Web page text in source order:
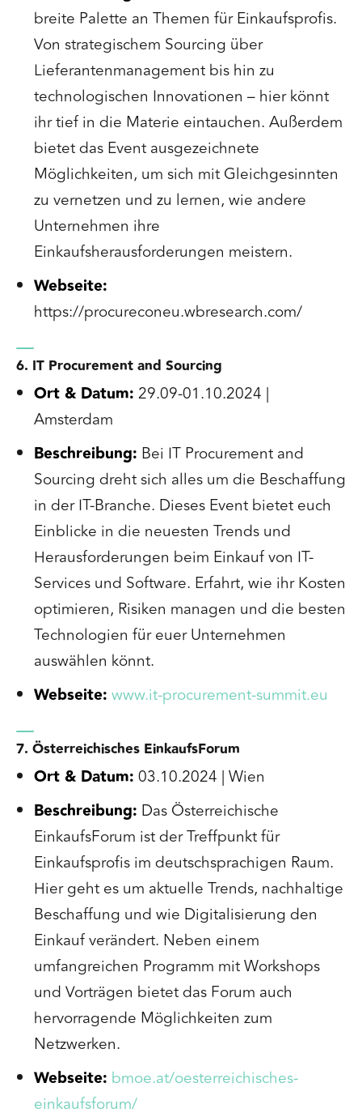
breite Palette an Themen für Einkaufsprofis.
Von strategischem Sourcing über
Lieferantenmanagement bis hin zu
technologischen Innovationen – hier könnt
ihr tief in die Materie eintauchen. Außerdem
bietet das Event ausgezeichnete
Möglichkeiten, um sich mit Gleichgesinnten
zu vernetzen und zu lernen, wie andere
Unternehmen ihre
Einkaufsherausforderungen meistern.
Webseite:
https://procureconeu.wbresearch.com/
6. IT Procurement and Sourcing
Ort & Datum: 29.09-01.10.2024 |
Amsterdam
Beschreibung: Bei IT Procurement and
Sourcing dreht sich alles um die Beschaffung
in der IT-Branche. Dieses Event bietet euch
Einblicke in die neuesten Trends und
Herausforderungen beim Einkauf von IT-
Services und Software. Erfahrt, wie ihr Kosten
optimieren, Risiken managen und die besten
Technologien für euer Unternehmen
auswählen könnt.
Webseite: www.it-procurement-summit.eu
7. Österreichisches EinkaufsForum
Ort & Datum: 03.10.2024 | Wien
Beschreibung: Das Österreichische
EinkaufsForum ist der Treffpunkt für
Einkaufsprofis im deutschsprachigen Raum.
Hier geht es um aktuelle Trends, nachhaltige
Beschaffung und wie Digitalisierung den
Einkauf verändert. Neben einem
umfangreichen Programm mit Workshops
und Vorträgen bietet das Forum auch
hervorragende Möglichkeiten zum
Netzwerken.
Webseite: bmoe.at/oesterreichisches-
einkaufsforum/